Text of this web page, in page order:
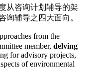
从咨询计划辅导的架
询辅导之四大面向。
from the
member, delving
for advisory projects,
of environmental